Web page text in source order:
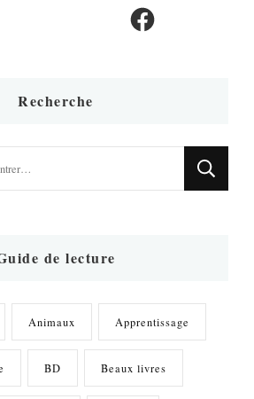
Facebook
Recherche
de lecture
Animaux Apprentissage
BD Beaux livres